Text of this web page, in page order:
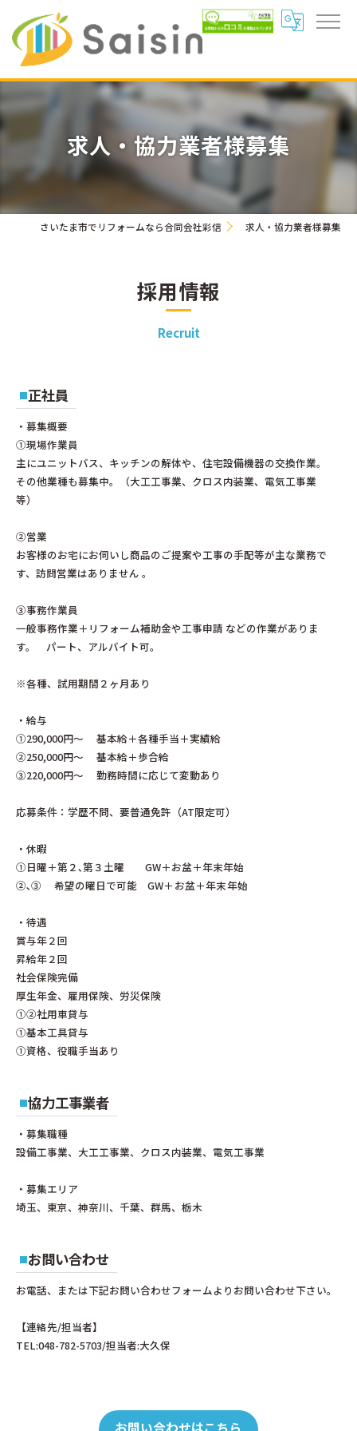
求人・協力業者様募集
さいたま市でリフォームなら合同会社彩信 求人・協力業者様募集
採用情報
Recruit
正社員
・募集概要
①現場作業員
主にユニットバス、キッチンの解体や、住宅設備機器の交換作業。
その他業種も募集中。（大工工事業、クロス内装業、電気工事業
等）
②営業
お客様のお宅にお伺いし商品のご提案や工事の手配等が主な業務で
す、訪問営業はありません 。
③事務作業員
一般事務作業＋リフォーム補助金や工事申請 などの作業がありま
す。 パート、アルバイト可。
※各種、試用期間２ヶ月あり
・給与
①290,000円〜 基本給＋各種手当＋実績給
②250,000円〜 基本給＋歩合給
③220,000円〜 勤務時間に応じて変動あり
応募条件：学歴不問、要普通免許（AT限定可）
・休暇
①日曜＋第２､第３土曜 GW＋お盆＋年末年始
②､③ 希望の曜日で可能 GW＋お盆＋年末年始
・待遇
賞与年２回
昇給年２回
社会保険完備
厚生年金、雇用保険、労災保険
①②社用車貸与
①基本工具貸与
①資格、役職手当あり
協力工事業者
・募集職種
設備工事業、大工工事業、クロス内装業、電気工事業
・募集エリア
埼玉、東京、神奈川、千葉、群馬、栃木
お問い合わせ
お電話、または下記お問い合わせフォームよりお問い合わせ下さい。
【連絡先/担当者】
TEL:048-782-5703/担当者:大久保
お問い合わせはこちら